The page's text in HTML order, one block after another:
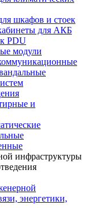
шкафов и стоек
для АКБ
PDU
модули
и
инфраструктуры
энергетики,